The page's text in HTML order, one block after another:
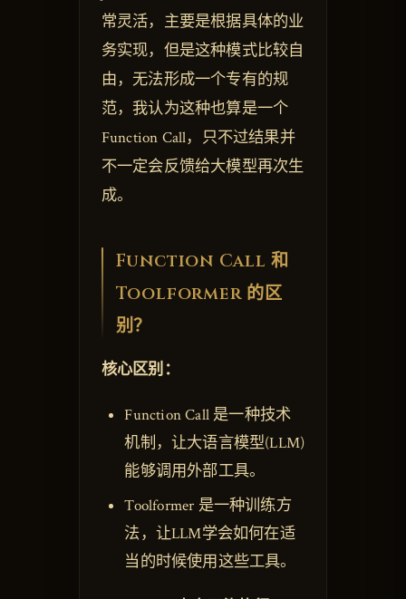
常灵活，主要是根据具体的业
务实现，但是这种模式比较自
由，无法形成一个专有的规
范，我认为这种也算是一个
Function Call，只不过结果并
不一定会反馈给大模型再次生
成。
Function Call 和
Toolformer 的区
别？
核心区别：
Function Call 是一种技术
机制，让大语言模型(LLM)
能够调用外部工具。
Toolformer 是一种训练方
法，让LLM学会如何在适
当的时候使用这些工具。